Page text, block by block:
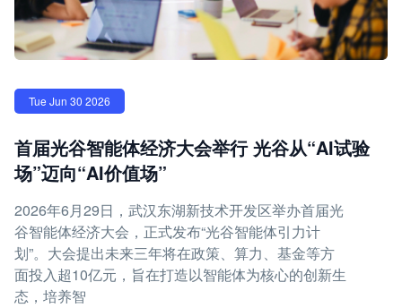
Tue Jun 30 2026
首届光谷智能体经济大会举行 光谷从“AI试验
场”迈向“AI价值场”
2026年6月29日，武汉东湖新技术开发区举办首届光
谷智能体经济大会，正式发布“光谷智能体引力计
划”。大会提出未来三年将在政策、算力、基金等方
面投入超10亿元，旨在打造以智能体为核心的创新生
态，培养智